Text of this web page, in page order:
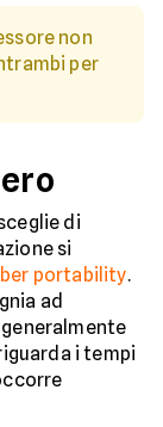
non
per
di
si
portability.
ad
i tempi